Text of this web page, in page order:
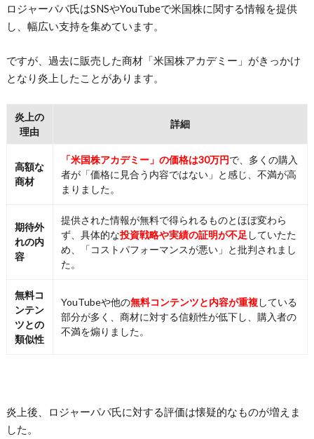
ロジャーパパ氏はSNSやYouTubeで米国株に関する情報を提供
し、幅広い支持を集めています。
ですが、過去に販売した商材「米国株アカデミー」がきっかけ
となり炎上したことがあります。
炎上の
理由
詳細
高額な
商材
「米国株アカデミー」の価格は30万円で、多くの購入
者が「価格に見合う内容ではない」と感じ、不満が高
まりました。
期待外
れの内
容
提供された情報が無料で得られるものとほぼ変わら
ず、具体的な投資戦略や実績の証明が不足 していたた
め、「コストパフォーマンスが悪い」と批判されまし
た。
無料コ
ンテン
ツとの
類似性
YouTubeや他の無料コンテンツと内容が重複している
部分が多く、商材に対する信頼性が低下し、購入者の
不満を煽りました。
炎上後、ロジャーパパ氏に対する評価は懐疑的なものが増えま
した。